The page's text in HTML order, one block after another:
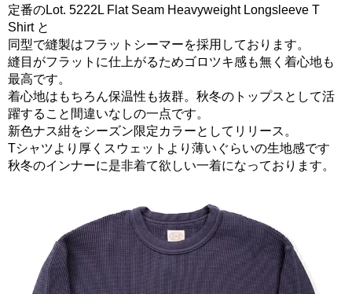
定番のLot. 5222L Flat Seam Heavyweight Longsleeve T
Shirt と
同型で縫製はフラットシーマーを採用しております。
縫目がフラットに仕上がるためゴロツキ感も無く着心地も
最高です。
着心地はもちろん保温性も抜群。秋冬のトップスとして活
躍すること間違いなしの一点です。
新色ナス紺をシーズン限定カラーとしてリリース。
Tシャツより厚くスウェットより薄いぐらいの生地感です
秋冬のインナーに是非着て欲しい一着になっております。